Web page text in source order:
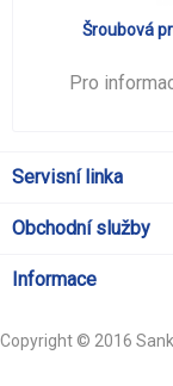
Šroubová
Pro
Servisní linka
Obchodní služby
Informace
Copyright © 2016